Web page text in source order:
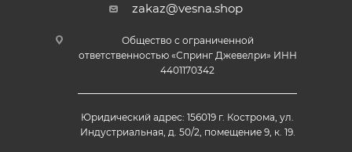
zakaz@vesna.shop
Общество с ограниченной
ответственностью «Спринг Джевелри» ИНН
4401170342
Юридический адрес: 156019 г. Кострома, ул.
Индустриальная, д. 50/2, помещение 9, к. 19.